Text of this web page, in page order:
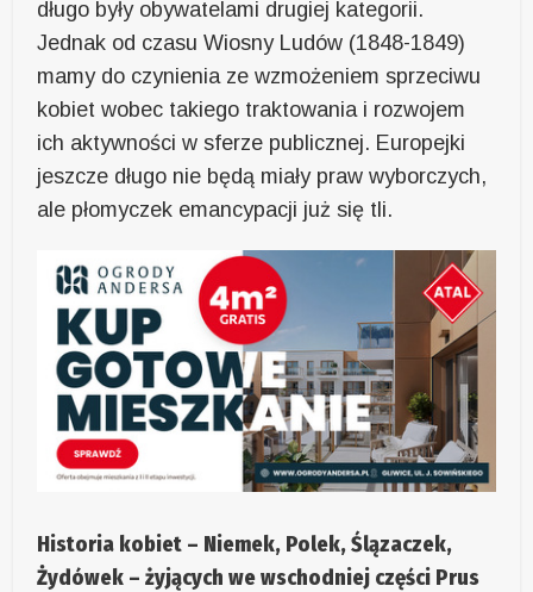
długo były obywatelami drugiej kategorii.
Jednak od czasu Wiosny Ludów (1848-1849)
mamy do czynienia ze wzmożeniem sprzeciwu
kobiet wobec takiego traktowania i rozwojem
ich aktywności w sferze publicznej. Europejki
jeszcze długo nie będą miały praw wyborczych,
ale płomyczek emancypacji już się tli.
Historia kobiet – Niemek, Polek, Ślązaczek,
Żydówek – żyjących we wschodniej części Prus